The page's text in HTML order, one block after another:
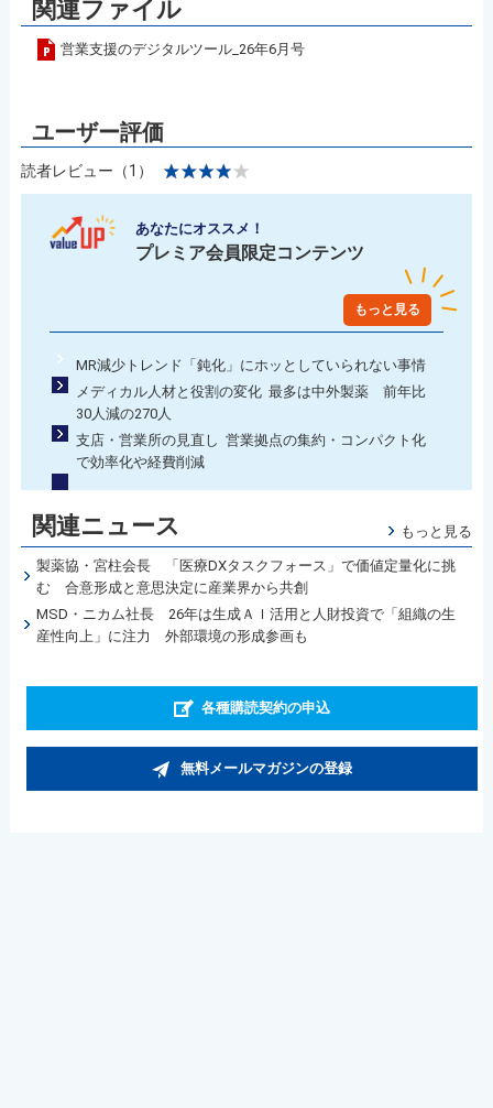
関連ファイル
営業支援のデジタルツール_26年6月号
読者レビュー（1）
あなたにオススメ！
プレミア会員限定コンテンツ
もっと見る
MR減少トレンド「鈍化」にホッとしていられない事情
メディカル人材と役割の変化 最多は中外製薬 前年比
30人減の270人
支店・営業所の見直し 営業拠点の集約・コンパクト化
で効率化や経費削減
関連ニュース もっと見る
製薬協・宮柱会長 「医療DXタスクフォース」で価値定量化に挑
む 合意形成と意思決定に産業界から共創
MSD・ニカム社長 26年は生成ＡＩ活用と人財投資で「組織の生
産性向上」に注力 外部環境の形成参画も
各種購読契約の申込
無料メールマガジンの登録